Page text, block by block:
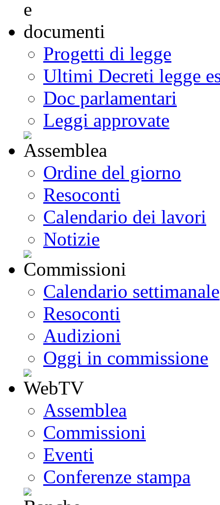
Progetti di legge
Ultimi Decreti legge
Doc parlamentari
Leggi approvate
Ordine del giorno
Resoconti
Calendario dei lavori
Notizie
Calendario settimanale
Resoconti
Audizioni
Oggi in commissione
Assemblea
Commissioni
Eventi
Conferenze stampa